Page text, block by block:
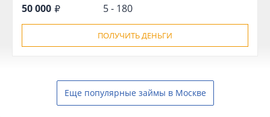
50 000 5 - 180
ПОЛУЧИТЬ ДЕНЬГИ
Еще популярные займы в Москве